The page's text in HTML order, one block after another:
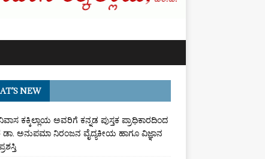
NEW
ಕಕ್ಕಿಲ್ಲಾಯ ಅವರಿಗೆ ಕನ್ನಡ ಪುಸ್ತಕ ಪ್ರಾಧಿಕಾರದಿಂದ
ಡಾ. ಅನುಪಮಾ ನಿರಂಜನ ವೈದ್ಯಕೀಯ ಹಾಗೂ ವಿಜ್ಞಾನ